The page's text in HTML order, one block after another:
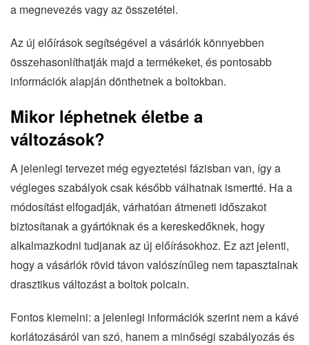
a megnevezés vagy az összetétel.
Az új előírások segítségével a vásárlók könnyebben
összehasonlíthatják majd a termékeket, és pontosabb
információk alapján dönthetnek a boltokban.
Mikor léphetnek életbe a
változások?
A jelenlegi tervezet még egyeztetési fázisban van, így a
végleges szabályok csak később válhatnak ismertté. Ha a
módosítást elfogadják, várhatóan átmeneti időszakot
biztosítanak a gyártóknak és a kereskedőknek, hogy
alkalmazkodni tudjanak az új előírásokhoz. Ez azt jelenti,
hogy a vásárlók rövid távon valószínűleg nem tapasztalnak
drasztikus változást a boltok polcain.
Fontos kiemelni: a jelenlegi információk szerint nem a kávé
korlátozásáról van szó, hanem a minőségi szabályozás és